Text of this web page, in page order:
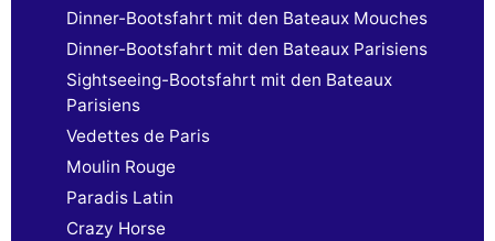
Dinner-Bootsfahrt mit den Bateaux Mouches
Dinner-Bootsfahrt mit den Bateaux Parisiens
Sightseeing-Bootsfahrt mit den Bateaux
Parisiens
Vedettes de Paris
Moulin Rouge
Paradis Latin
Crazy Horse